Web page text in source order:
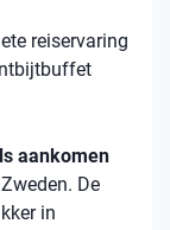
reiservaring
aankomen
De
in